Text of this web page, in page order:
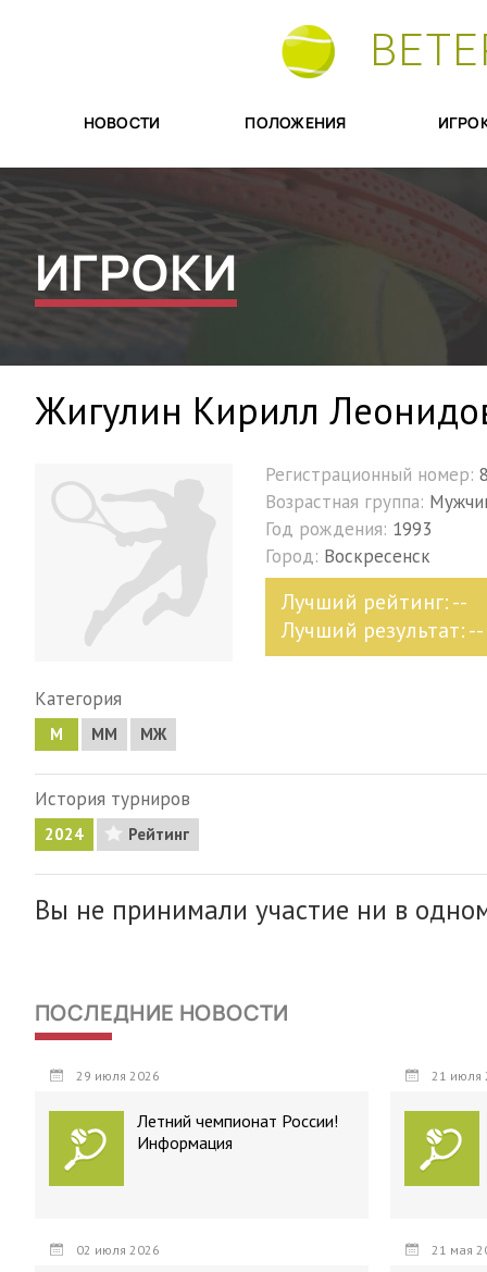
НОВОСТИ ПОЛОЖЕНИЯ
ИГРОКИ
Жигулин Кирилл
Регистрационный номер:
Возрастная группа:
Год рождения: 1993
Город: Воскресенск
Лучший рейтинг: --
Лучший результат: --
Категория
М MM МЖ
История турниров
2024 Рейтинг
Вы не принимали участие ни в
ПОСЛЕДНИЕ НОВОСТИ
29 июля 2026
Летний чемпионат России!
Информация
21 июля
02 июля 2026 21 мая